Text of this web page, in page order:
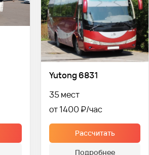
Yutong 6831
35 мест
от 1400 ₽
Рассчитать
Подробнее